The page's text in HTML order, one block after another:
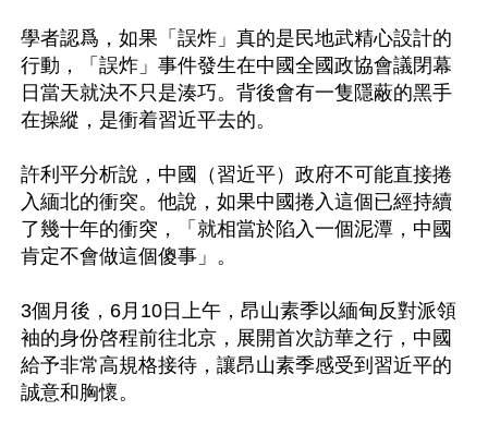
學者認爲，如果「誤炸」真的是民地武精心設計的
行動，「誤炸」事件發生在中國全國政協會議閉幕
日當天就決不只是湊巧。背後會有一隻隱蔽的黑手
在操縱，是衝着習近平去的。
許利平分析說，中國（習近平）政府不可能直接捲
入緬北的衝突。他說，如果中國捲入這個已經持續
了幾十年的衝突，「就相當於陷入一個泥潭，中國
肯定不會做這個傻事」。
3個月後，6月10日上午，昂山素季以緬甸反對派領
袖的身份啓程前往北京，展開首次訪華之行，中國
給予非常高規格接待，讓昂山素季感受到習近平的
誠意和胸懷。